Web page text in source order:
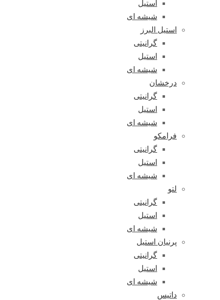
استیل
شیشه ای
استیل البرز
گرانیتی
استیل
شیشه ای
درخشان
گرانیتی
استیل
شیشه ای
فرامکو
گرانیتی
استیل
شیشه ای
لتو
گرانیتی
استیل
شیشه ای
پرنیان استیل
گرانیتی
استیل
شیشه ای
داتیس